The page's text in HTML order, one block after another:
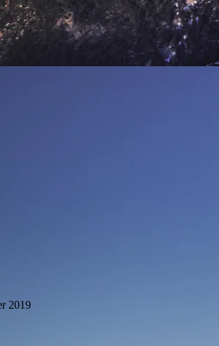
2019